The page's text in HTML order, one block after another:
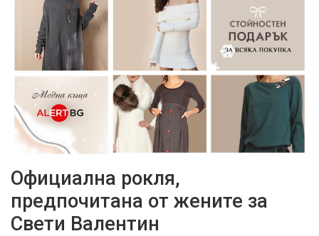
Официална рокля,
предпочитана от жените за
Свети Валентин